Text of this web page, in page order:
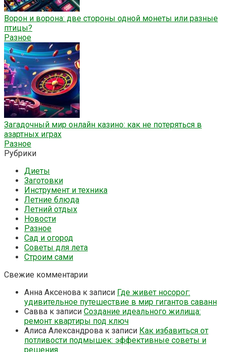
Ворон и ворона: две стороны одной монеты или разные
птицы?
Разное
Загадочный мир онлайн казино: как не потеряться в
азартных играх
Разное
Рубрики
Диеты
Заготовки
Инструмент и техника
Летние блюда
Летний отдых
Новости
Разное
Сад и огород
Советы для лета
Строим сами
Свежие комментарии
Анна Аксенова к записи Где живет носорог:
удивительное путешествие в мир гигантов саванн
Савва к записи Создание идеального жилища:
ремонт квартиры под ключ
Алиса Александрова к записи Как избавиться от
потливости подмышек: эффективные советы и
решения